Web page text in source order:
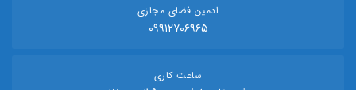
ادمین فضای مجازی
۰۹۹۱۲۷۰۶۹۶۵
ساعت کاری